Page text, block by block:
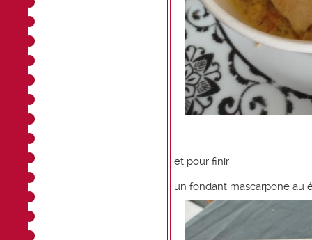
et pour finir
un fondant mascarpone au